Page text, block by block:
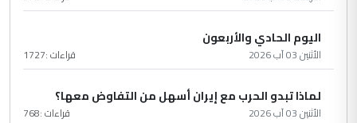
اليوم الحادي والأربعون
الأثنين 03 آب 2026 قراءات :1727
لماذا تبدو الحرب مع إيران أسهل من التفاوض معها؟
الأثنين 03 آب 2026 قراءات :768